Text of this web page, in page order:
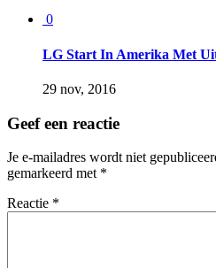
0
LG Start In Amerika Met
29 nov, 2016
Geef een reactie
Je e-mailadres wordt niet
gemarkeerd met *
Reactie *